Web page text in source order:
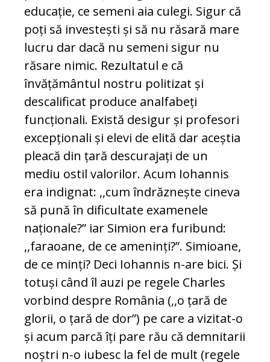
educație, ce semeni aia culegi. Sigur că
poți să investești și să nu răsară mare
lucru dar dacă nu semeni sigur nu
răsare nimic. Rezultatul e că
învățământul nostru politizat și
descalificat produce analfabeți
funcționali. Există desigur și profesori
excepționali și elevi de elită dar aceștia
pleacă din țară descurajați de un
mediu ostil valorilor. Acum Iohannis
era indignat: ,,cum îndrăznește cineva
să pună în dificultate examenele
naționale?” iar Simion era furibund:
,,faraoane, de ce ameninți?”. Simioane,
de ce minți? Deci Iohannis n-are bici. Și
totuși când îl auzi pe regele Charles
vorbind despre România (,,o țară de
glorii, o țară de dor”) pe care a vizitat-o
și acum parcă îți pare rău că demnitarii
noștri n-o iubesc la fel de mult (regele